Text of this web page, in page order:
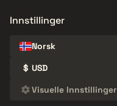
Innstillinger
Norsk
$ USD
Visuelle Innstillinger